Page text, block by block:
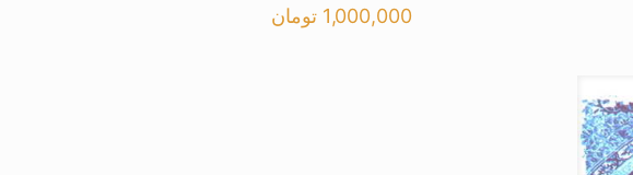
1,000,000 تومان